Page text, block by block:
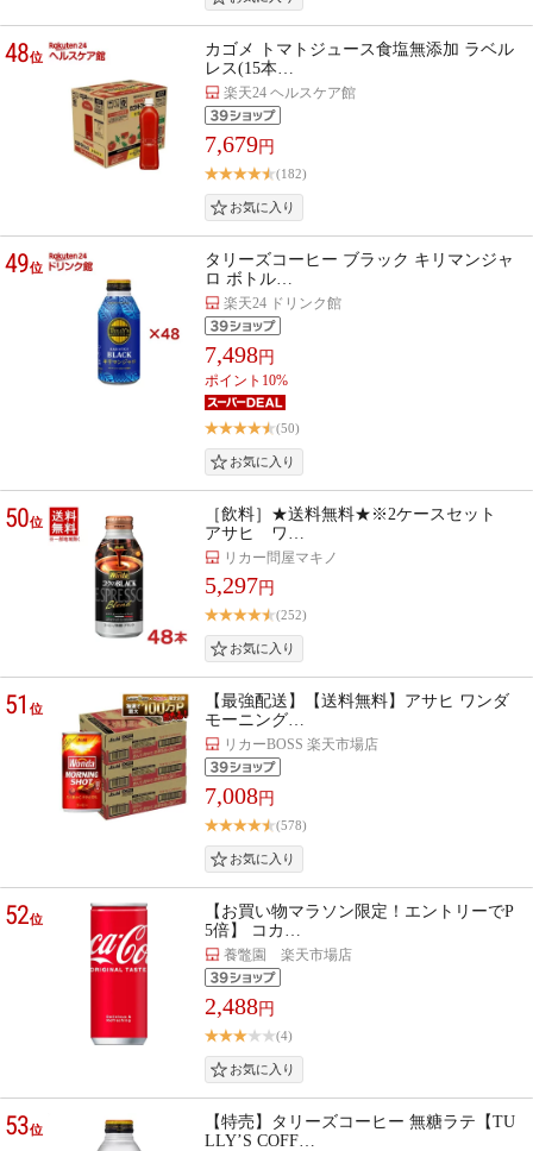
48位
カゴメ トマトジュース食塩無添加 ラベル
レス(15本…
楽天24 ヘルスケア館
7,679円
(182)
49位
タリーズコーヒー ブラック キリマンジャ
ロ ボトル…
楽天24 ドリンク館
7,498円
ポイント10%
(50)
50位
［飲料］★送料無料★※2ケースセット
アサヒ ワ…
リカー問屋マキノ
5,297円
(252)
51位
【最強配送】【送料無料】アサヒ ワンダ
モーニング…
リカーBOSS 楽天市場店
7,008円
(578)
52位
【お買い物マラソン限定！エントリーでP
5倍】 コカ…
養鼈園 楽天市場店
2,488円
(4)
53位
【特売】タリーズコーヒー 無糖ラテ【TU
LLY’S COFF…